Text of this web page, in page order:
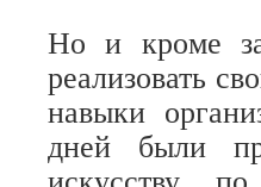
Но и кроме
реализовать
навыки
дней были